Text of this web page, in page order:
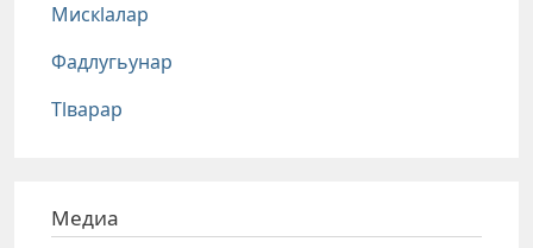
Мискlалар
Фадлугьунар
Тlварар
Медиа